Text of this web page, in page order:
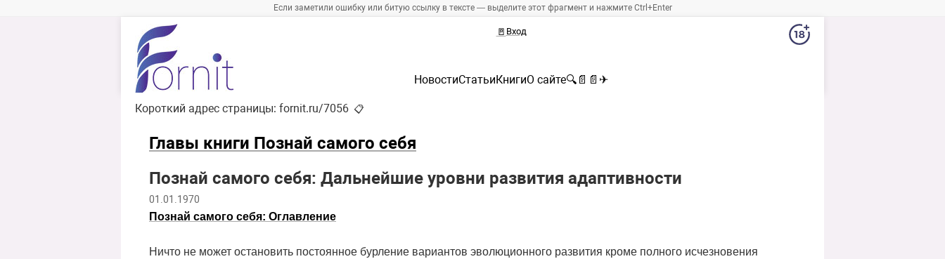
Если заметили ошибку или битую ссылку в тексте — выделите этот фрагмент и нажмите Ctrl+Enter
🚪 Вход
НовостиСтатьиКнигиО сайте🔍 📄 📄 ✈
Короткий адрес страницы: fornit.ru/7056 📋
Главы книги Познай самого себя
Познай самого себя: Дальнейшие уровни развития адаптивности
01.01.1970
Познай самого себя: Оглавление
Ничто не может остановить постоянное бурление вариантов эволюционного развития кроме полного исчезновения